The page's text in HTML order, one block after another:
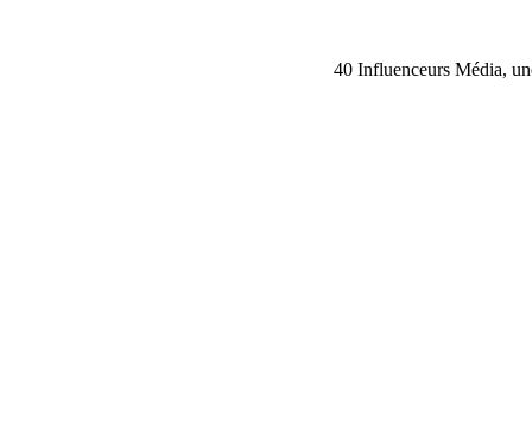
40 Influenceurs Média,